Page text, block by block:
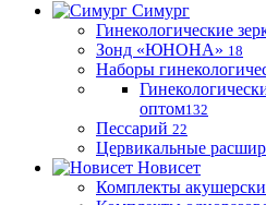
Симург
Гинекологические
Зонд «ЮНОНА» 18
Наборы
оптом132
Пессарий 22
Цервикальные
Новисет
Комплекты